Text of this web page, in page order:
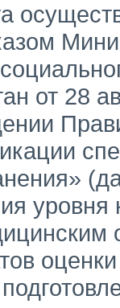
от 28
»
уровня
оценки